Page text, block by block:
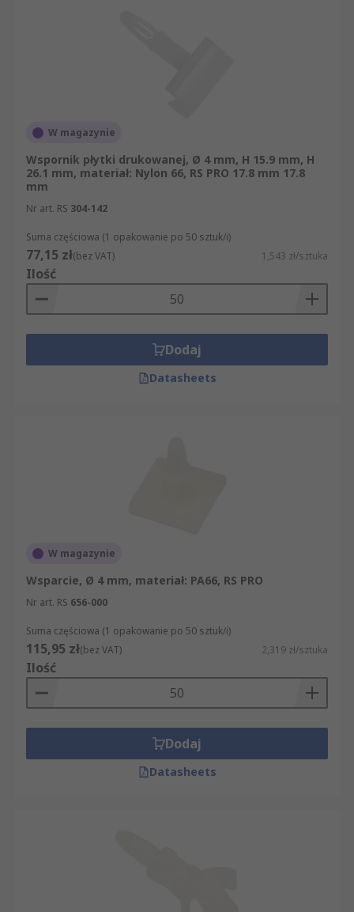
W magazynie
Wspornik płytki drukowanej, Ø 4 mm, H 15.9 mm, H
26.1 mm, materiał: Nylon 66, RS PRO 17.8 mm 17.8
mm
Nr art. RS 304-142
Suma częściowa (1 opakowanie po 50 sztuk/i)
77,15 zł(bez VAT) 1,543 zł/sztuka
Ilość
Dodaj
Datasheets
W magazynie
Wsparcie, Ø 4 mm, materiał: PA66, RS PRO
Nr art. RS 656-000
Suma częściowa (1 opakowanie po 50 sztuk/i)
115,95 zł(bez VAT) 2,319 zł/sztuka
Ilość
Dodaj
Datasheets